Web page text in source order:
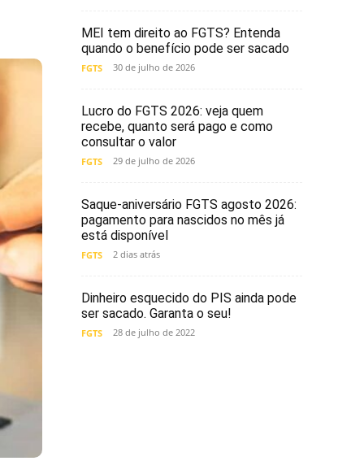
MEI tem direito ao FGTS? Entenda
quando o benefício pode ser sacado
FGTS 30 de julho de 2026
Lucro do FGTS 2026: veja quem
recebe, quanto será pago e como
consultar o valor
FGTS 29 de julho de 2026
Saque-aniversário FGTS agosto 2026:
pagamento para nascidos no mês já
está disponível
FGTS 2 dias atrás
Dinheiro esquecido do PIS ainda pode
ser sacado. Garanta o seu!
FGTS 28 de julho de 2022